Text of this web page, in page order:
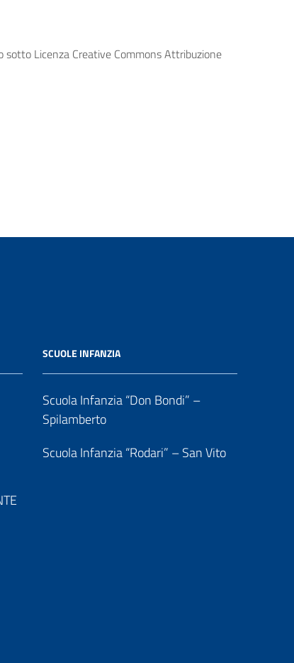
Licenza Creative Commons Attribuzione
SCUOLE INFANZIA
Scuola Infanzia “Don Bondi” –
Spilamberto
Scuola Infanzia “Rodari” – San Vito